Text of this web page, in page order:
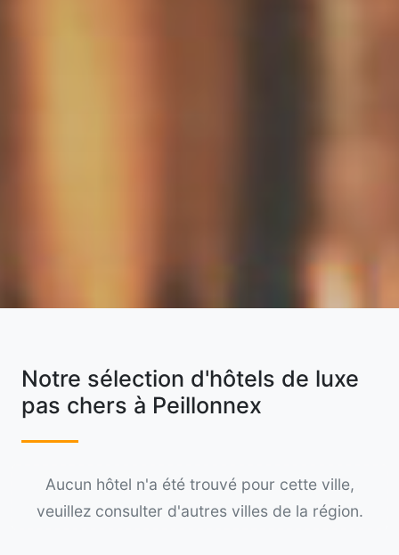
Notre sélection d'hôtels de luxe
pas chers à Peillonnex
Aucun hôtel n'a été trouvé pour cette ville,
veuillez consulter d'autres villes de la région.